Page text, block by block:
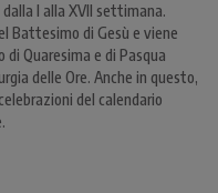
I alla XVII settimana.
Battesimo di Gesù e viene
Quaresima e di Pasqua
delle Ore. Anche in questo,
del calendario